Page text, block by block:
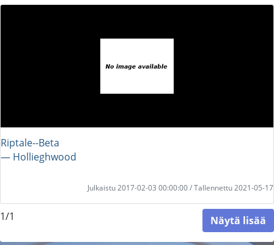
Riptale--Beta
― Hollieghwood
Julkaistu 2017-02-03 00:00:00 / Tallennettu 2021-05-17
1/1 Näytä lisää